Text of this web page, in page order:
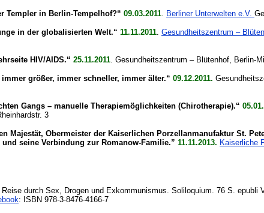
Templer in Berlin-Tempelhof?“ 09.03.2011. Berliner Unterwelten e.V.
in der globalisierten Welt.“ 11.11.2011. Gesundheitszentrum –
HIV/AIDS.“ 25.11.2011. Gesundheitszentrum – Blütenhof, Berlin-
größer, immer schneller, immer älter.“ 09.12.2011.
Gangs – manuelle Therapiemöglichkeiten (Chirotherapie).“
3
Majestät, Obermeister der Kaiserlichen Porzellanmanufaktur St.
seine Verbindung zur Romanow-Familie.” 11.11.2013. Kaiserliche
Reise durch Sex, Drogen und Exkommunismus. Soliloquium. 76 S. epubli
: ISBN 978-3-8476-4166-7